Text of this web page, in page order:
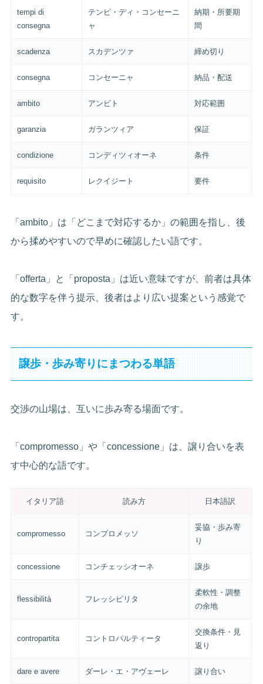
tempi di
consegna
テンピ・ディ・コンセーニ
ャ
納期・所要期
間
scadenza スカデンツァ 締め切り
consegna コンセーニャ 納品・配送
ambito アンビト 対応範囲
garanzia ガランツィア 保証
condizione コンディツィオーネ 条件
requisito レクイジート 要件
「ambito」は「どこまで対応するか」の範囲を指し、後
から揉めやすいので早めに確認したい語です。
「offerta」と「proposta」は近い意味ですが、前者は具体
的な数字を伴う提示、後者はより広い提案という感覚で
す。
譲歩・歩み寄りにまつわる単語
交渉の山場は、互いに歩み寄る場面です。
「compromesso」や「concessione」は、譲り合いを表
す中心的な語です。
イタリア語 読み方 日本語訳
compromesso コンプロメッソ
妥協・歩み寄
り
concessione コンチェッシオーネ 譲歩
flessibilità フレッシビリタ
柔軟性・調整
の余地
contropartita コントロパルティータ
交換条件・見
返り
dare e avere ダーレ・エ・アヴェーレ 譲り合い